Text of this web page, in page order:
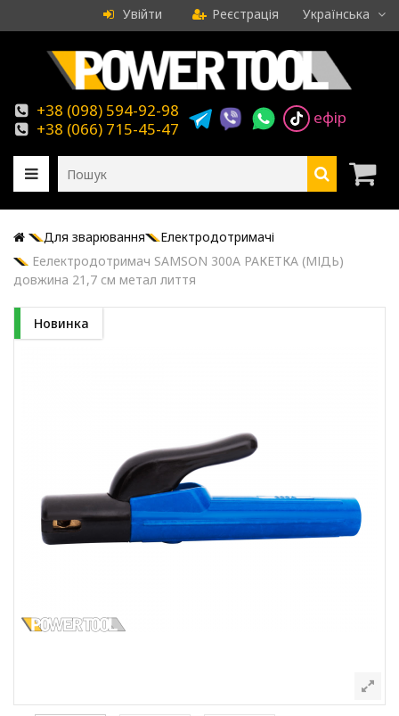
Українська
Увійти Реєстрація
+38 (098) 594-92-98
+38 (066) 715-45-47
ефір
Для зварювання
Електродотримачі
Еелектродотримач SAMSON 300A РАКЕТКА (МІДЬ)
довжина 21,7 см метал лиття
Новинка